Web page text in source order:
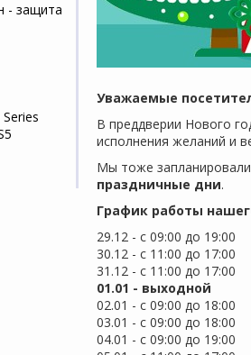
- защита
Уважаемые
В преддверии Нового
исполнения желаний и
Мы тоже
праздничные дни.
График работы
29.12 - с 09:00 до 19:00
30.12 - с 11:00 до 17:00
31.12 - с 11:00 до 17:00
01.01 - выходной
02.01 - с 09:00 до 18:00
03.01 - с 09:00 до 18:00
04.01 - с 09:00 до 19:00